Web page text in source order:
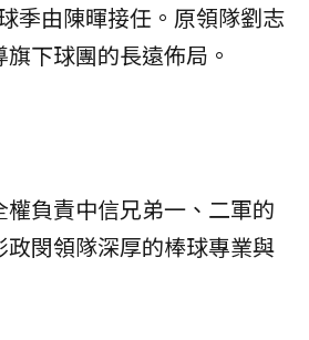
季由陳暉接任。原領隊劉志
下球團的長遠佈局。
負責中信兄弟一、二軍的
閔領隊深厚的棒球專業與